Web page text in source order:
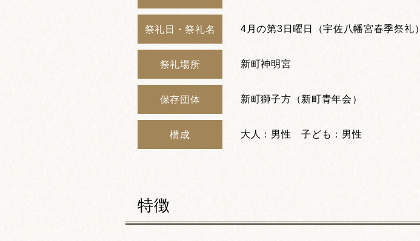
祭礼日・祭礼名 4月の第3日曜日（宇佐八幡宮春季祭礼）
祭礼場所 新町神明宮
保存団体 新町獅子方（新町青年会）
構成 大人：男性 子ども：男性
特徴